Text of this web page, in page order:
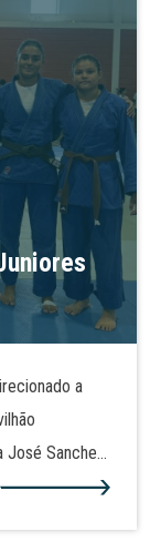
a
José Sanches
Associação